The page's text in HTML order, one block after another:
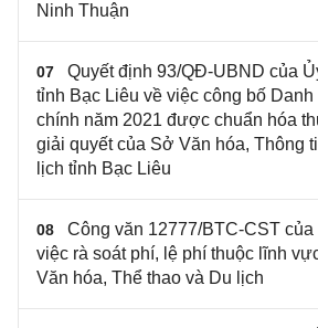
Ninh Thuận
07
Quyết định 93/QĐ-UBND của
tỉnh Bạc Liêu về việc công bố Danh
chính năm 2021 được chuẩn hóa
giải quyết của Sở Văn hóa, Thông
lịch tỉnh Bạc Liêu
08
Công văn 12777/BTC-CST
việc rà soát phí, lệ phí thuộc lĩnh
Văn hóa, Thể thao và Du lịch